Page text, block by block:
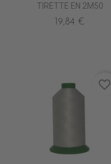
TIRETTE EN 2M50
19,84 €
favorite_border